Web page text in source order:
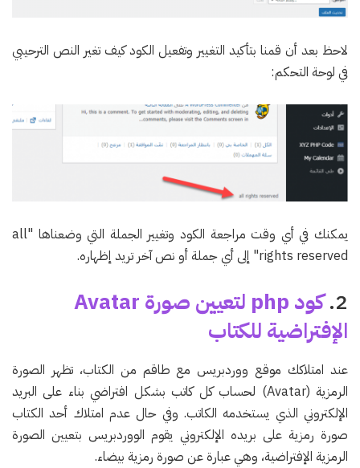
لاحظ بعد أن قمنا بتأكيد التغيير وتفعيل الكود كيف تغير النص الترحيبي
في لوحة التحكم:
يمكنك في أي وقت مراجعة الكود وتغيير الجملة التي وضعناها "all
rights reserved" إلى أي جملة أو نص آخر تريد إظهاره.
2.
كود php لتعيين صورة Avatar
الإفتراضية للكتاب
عند امتلاكك موقع ووردبريس مع طاقم من الكتاب، تظهر الصورة
الرمزية (Avatar) لحساب كل كاتب بشكل افتراضي بناء على البريد
الإلكتروني الذي يستخدمه الكاتب. وفي حال عدم امتلاك أحد الكتاب
صورة رمزية على بريده الإلكتروني يقوم الووردبريس بتعيين الصورة
الرمزية الإفتراضية، وهي عبارة عن صورة رمزية بيضاء.